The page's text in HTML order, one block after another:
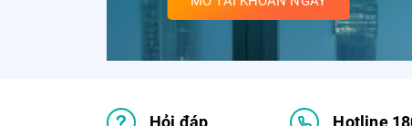
Hỏi đáp Hotline